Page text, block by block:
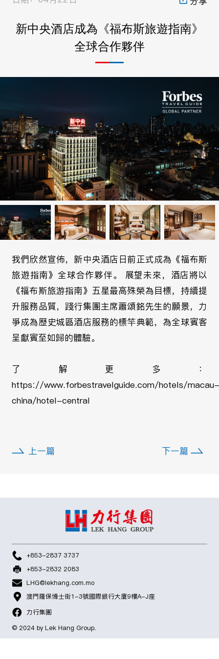
日期：04月22日
新中央酒店成為《福布斯旅遊
全球合作夥伴
我們欣然宣佈，新中央酒店日前正式成為
旅遊指南》全球合作夥伴。 展望未來，
爭成為歷史城區酒店服務的標竿典範，為
了解更多
https://www.forbestravelguide.com/
china/hotel-central
上一篇